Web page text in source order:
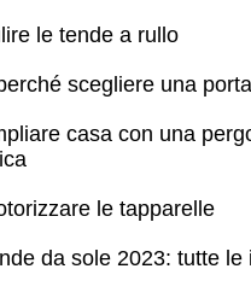
le tende a rullo
scegliere una
casa con una
le tapparelle
da sole 2023: tutte le